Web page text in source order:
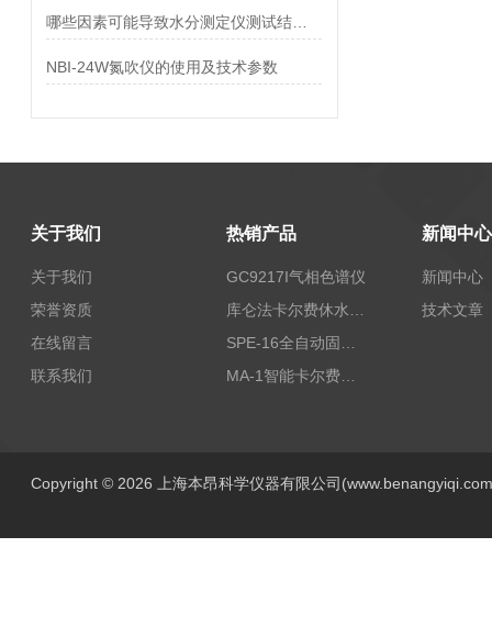
NBI-24W氮吹仪的使用及技术参数
关于我们
关于我们
荣誉资质
在线留言
联系我们
热销产品
GC9217I气相色谱仪
MA-1智能卡尔费休水分测定仪
新闻中心
新闻中心
技术文章
Copyright © 2026 上海本昂科学仪器有限公司